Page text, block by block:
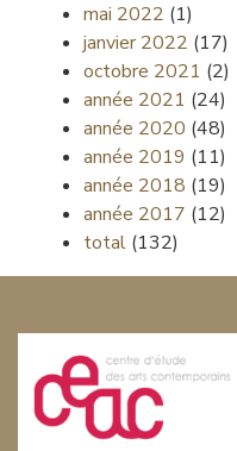
mai 2022 (1)
janvier 2022 (17)
octobre 2021 (2)
année 2021 (24)
année 2020 (48)
année 2019 (11)
année 2018 (19)
année 2017 (12)
total (132)